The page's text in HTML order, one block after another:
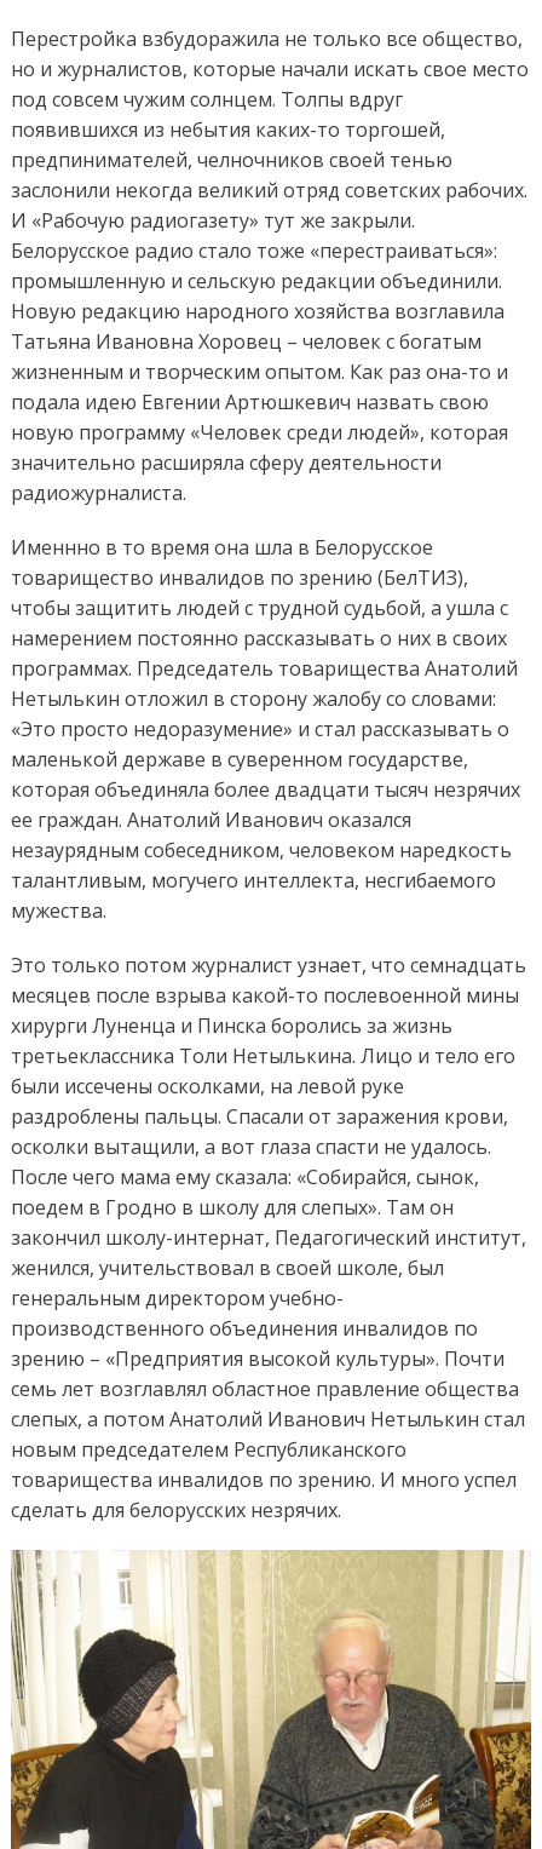
Перестройка взбудоражила не только все общество,
но и журналистов, которые начали искать свое место
под совсем чужим солнцем. Толпы вдруг
появившихся из небытия каких-то торгошей,
предпинимателей, челночников своей тенью
заслонили некогда великий отряд советских рабочих.
И «Рабочую радиогазету» тут же закрыли.
Белорусское радио стало тоже «перестраиваться»:
промышленную и сельскую редакции объединили.
Новую редакцию народного хозяйства возглавила
Татьяна Ивановна Хоровец – человек с богатым
жизненным и творческим опытом. Как раз она-то и
подала идею Евгении Артюшкевич назвать свою
новую программу «Человек среди людей», которая
значительно расширяла сферу деятельности
радиожурналиста.
Именнно в то время она шла в Белорусское
товарищество инвалидов по зрению (БелТИЗ),
чтобы защитить людей с трудной судьбой, а ушла с
намерением постоянно рассказывать о них в своих
программах. Председатель товарищества Анатолий
Нетылькин отложил в сторону жалобу со словами:
«Это просто недоразумение» и стал рассказывать о
маленькой державе в суверенном государстве,
которая объединяла более двадцати тысяч незрячих
ее граждан. Анатолий Иванович оказался
незаурядным собеседником, человеком наредкость
талантливым, могучего интеллекта, несгибаемого
мужества.
Это только потом журналист узнает, что семнадцать
месяцев после взрыва какой-то послевоенной мины
хирурги Луненца и Пинска боролись за жизнь
третьеклассника Толи Нетылькина. Лицо и тело его
были иссечены осколками, на левой руке
раздроблены пальцы. Спасали от заражения крови,
осколки вытащили, а вот глаза спасти не удалось.
После чего мама ему сказала: «Собирайся, сынок,
поедем в Гродно в школу для слепых». Там он
закончил школу-интернат, Педагогический институт,
женился, учительствовал в своей школе, был
генеральным директором учебно-
производственного объединения инвалидов по
зрению – «Предприятия высокой культуры». Почти
семь лет возглавлял областное правление общества
слепых, а потом Анатолий Иванович Нетылькин стал
новым председателем Республиканского
товарищества инвалидов по зрению. И много успел
сделать для белорусских незрячих.